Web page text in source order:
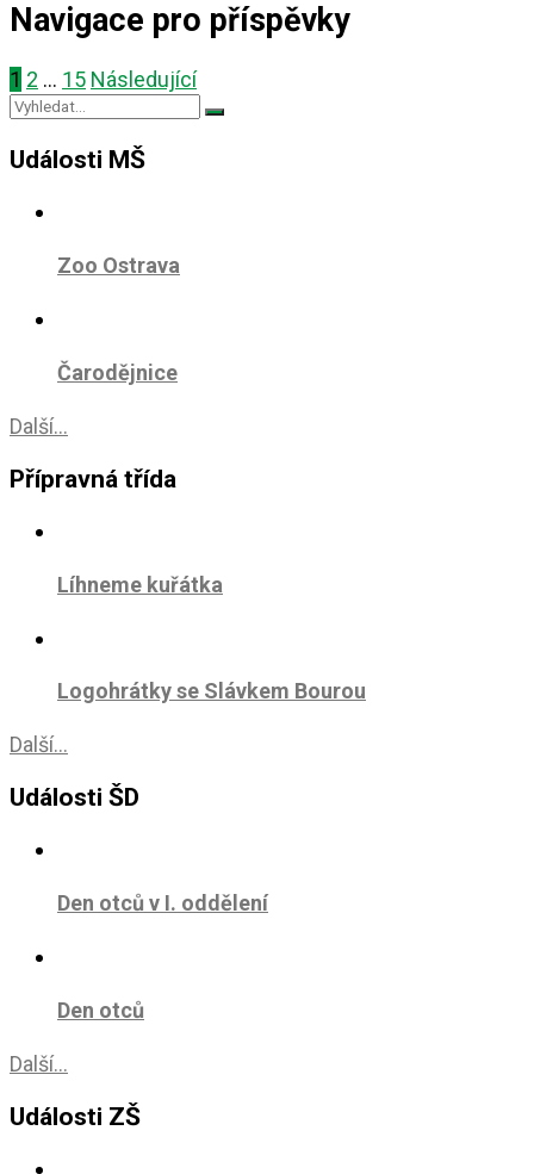
Navigace pro příspěvky
1 2 … 15 Následující
Události MŠ
Zoo Ostrava
Čarodějnice
Další...
Přípravná třída
Líhneme kuřátka
Logohrátky se Slávkem Bourou
Další...
Události ŠD
Den otců v I. oddělení
Den otců
Další...
Události ZŠ